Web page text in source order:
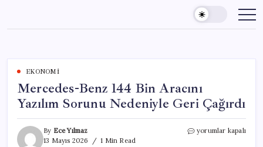
content
EKONOMI
Mercedes-Benz 144 Bin Aracını
Yazılım Sorunu Nedeniyle Geri Çağırdı
By Ece Yılmaz
13 Mayıs 2026
1 Min Read
Mercedes-
yorumlar kapalı